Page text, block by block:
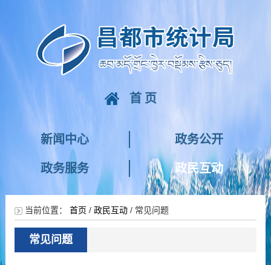
首页
新闻中心 政务公开
政务服务 政民互动
当前位置： 首页 / 政民互动/ 常见问题
常见问题